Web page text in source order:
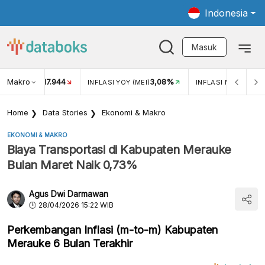
Indonesia
Masuk
Makro
USD/IDR 17.944 INFLASI YOY (MEI)3,08% INFLASI MOM (MEI)
Home Data Stories Ekonomi & Makro
EKONOMI & MAKRO
Biaya Transportasi di Kabupaten Merauke
Bulan Maret Naik 0,73%
Agus Dwi Darmawan
28/04/2026 15:22 WIB
Perkembangan Inflasi (m-to-m) Kabupaten
Merauke 6 Bulan Terakhir